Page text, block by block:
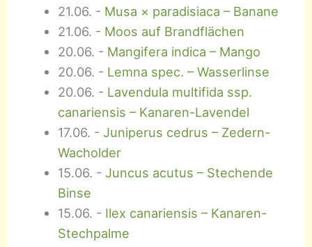
21.06. - Musa × paradisiaca – Banane
21.06. - Moos auf Brandflächen
20.06. - Mangifera indica – Mango
20.06. - Lemna spec. – Wasserlinse
20.06. - Lavendula multifida ssp.
canariensis – Kanaren-Lavendel
17.06. - Juniperus cedrus – Zedern-
Wacholder
15.06. - Juncus acutus – Stechende
Binse
15.06. - Ilex canariensis – Kanaren-
Stechpalme